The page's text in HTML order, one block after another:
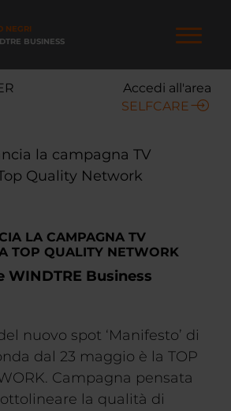
NEGRI
BUSINESS
Accedi all'area
SELFCARE
LA CAMPAGNA TV
TOP QUALITY NETWORK
WINDTRE Business
nuovo spot ‘Manifesto’ di
dal 23 maggio è la TOP
Campagna pensata
la qualità di